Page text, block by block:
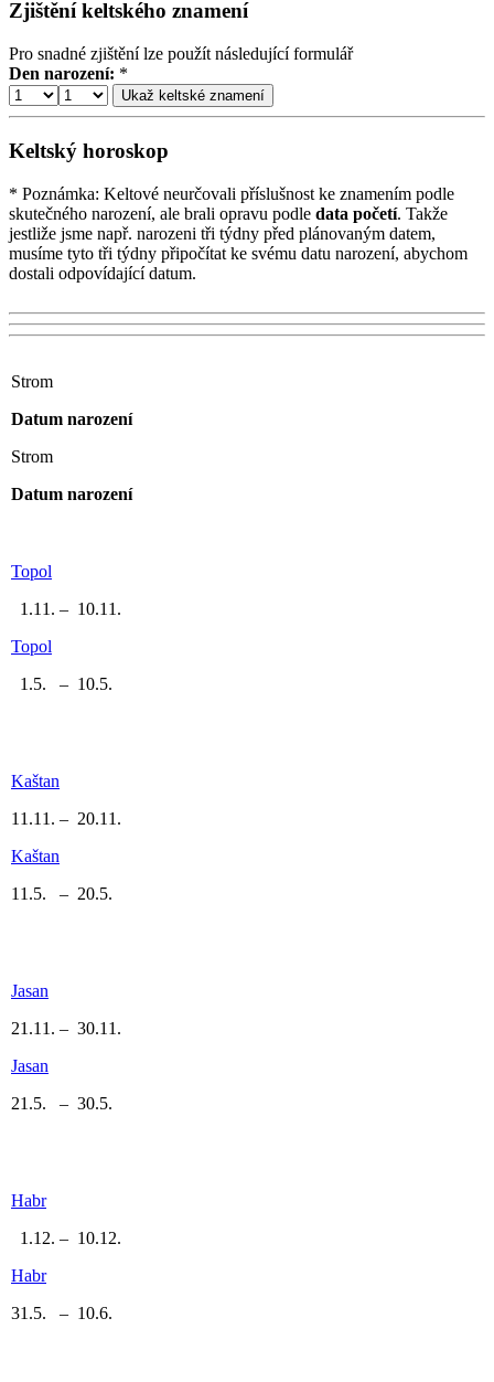
Zjištění keltského znamení
Pro snadné zjištění lze použít následující formulář
Den narození: *
Keltský horoskop
* Poznámka: Keltové neurčovali příslušnost ke znamením podle
skutečného narození, ale brali opravu podle data početí. Takže
jestliže jsme např. narozeni tři týdny před plánovaným datem,
musíme tyto tři týdny připočítat ke svému datu narození, abychom
dostali odpovídající datum.
Strom
Datum narození
Strom
Datum narození
Topol
1.11. – 10.11.
Topol
1.5. – 10.5.
Kaštan
11.11. – 20.11.
Kaštan
11.5. – 20.5.
Jasan
21.11. – 30.11.
Jasan
21.5. – 30.5.
Habr
1.12. – 10.12.
Habr
31.5. – 10.6.